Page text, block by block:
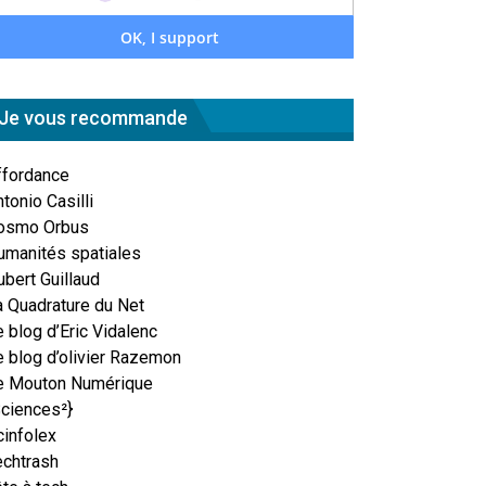
Je vous recommande
Casilli
Orbus
spatiales
Guillaud
Quadrature du Net
blog d’Eric Vidalenc
blog d’olivier Razemon
Mouton Numérique